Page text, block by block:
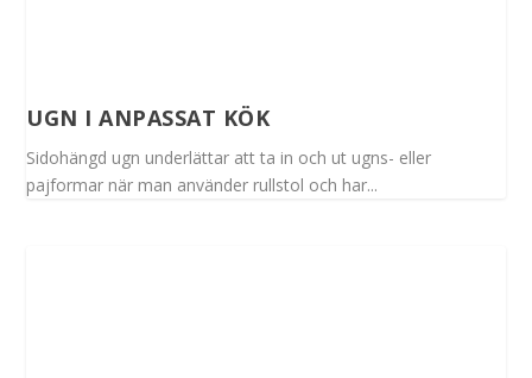
UGN I ANPASSAT KÖK
Sidohängd ugn underlättar att ta in och ut ugns- eller
pajformar när man använder rullstol och har...